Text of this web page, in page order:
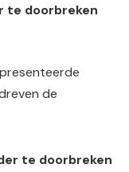
te doorbreken
de
te doorbreken